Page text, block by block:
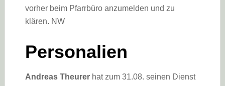
vorher beim Pfarrbüro anzumelden und zu
klären. NW
Personalien
Andreas Theurerhat zum 31.08. seinen Dienst